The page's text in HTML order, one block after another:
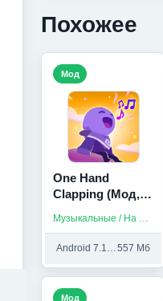
Похожее
One Hand
Clapping (Мод,
Музыкальные / На русском
Android 7.1 и выше557 Мб
Мод
Мод